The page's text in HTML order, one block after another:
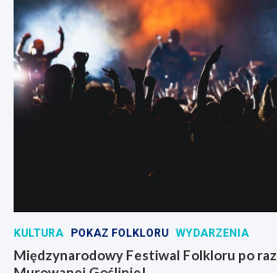
KULTURA POKAZ FOLKLORU WYDARZENIA
Międzynarodowy Festiwal Folkloru po